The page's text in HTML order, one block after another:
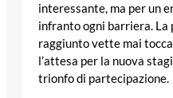
interessante, ma per un
infranto ogni barriera. La
raggiunto vette mai
l’attesa per la nuova
trionfo di partecipazione.